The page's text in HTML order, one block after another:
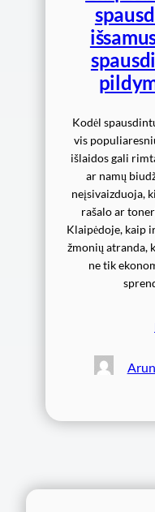
Kodėl
vis
išlaidos gali
ar namų
neįsivaizduoja,
rašalo ar
Klaipėdoje, kaip
žmonių atranda,
ne tik